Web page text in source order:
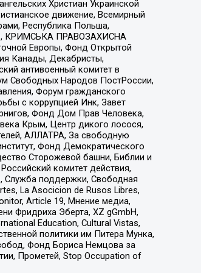
Христиан Украинской
движение, Всемирный
Республика Польша,
КРИМСЬКА ПРАВОЗАХИСНА
Европы, Фонд Открытой
Канады, Декабристы,
антивоенный комитет в
Свободных Народов ПостРоссии,
Форум гражданского
с коррупцией Инк, Завет
Фонд Дом Прав Человека,
Крым, Центр дикого лосося,
АЛЛАТРА, За свободную
Фонд Демократического
Сторожевой башни, Библии и
комитет действия,
Служба поддержки, Свободная
La Asocicion de Rusos Libres,
Article 19, Мнение медиа,
Фридриха Эберта, XZ gGmbH,
Education, Cultural Vistas,
политики им Питера Мунка,
Фонд Бориса Немцова за
Прометей, Stop Occupation of